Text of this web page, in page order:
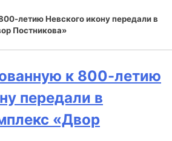
летию Невского икону передали в
Постникова»
к 800-летию
передали в
«Двор